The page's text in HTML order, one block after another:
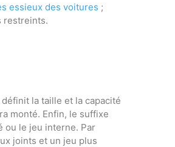
essieux des voitures ;
restreints.
la taille et la capacité
monté. Enfin, le suffixe
ou le jeu interne. Par
joints et un jeu plus